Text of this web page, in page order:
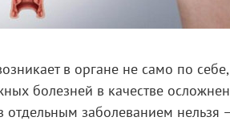
в органе не само по
болезней в качестве
отдельным заболеванием нельзя